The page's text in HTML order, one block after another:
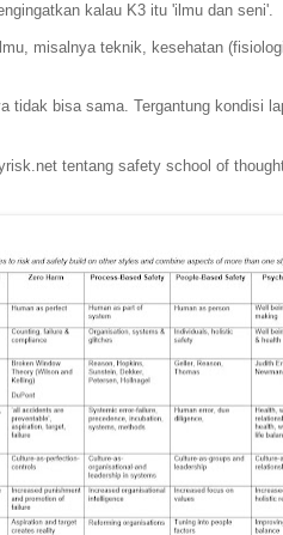
kalau K3 itu 'ilmu dan seni'.
misalnya teknik, kesehatan
tidak bisa sama. Tergantung kondisi
tentang safety school of